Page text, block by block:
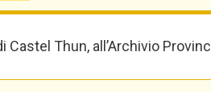
Castel Thun, all’Archivio